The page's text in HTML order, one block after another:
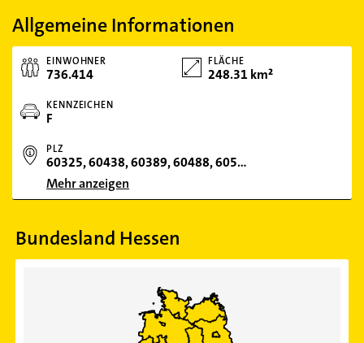
Allgemeine Informationen
EINWOHNER
736.414
FLÄCHE
248.31 km²
KENNZEICHEN
F
PLZ
60325, 60438, 60389, 60488, 60528, 60599, 65929, 60314, 60323, 60329, 60311, 60594, 60385, 60486, 60439, 60322, 60316, 60326, 60327, 60549, 60437, 60388, 60487, 60313, 60433, 65931, 60435, 60431, 15234, 60386, 65936, 60489, 60310, 60596, 65934, 60598, 60320, 60529, 65933, 60318, 60308, 65908, 600
Mehr anzeigen
Bundesland Hessen